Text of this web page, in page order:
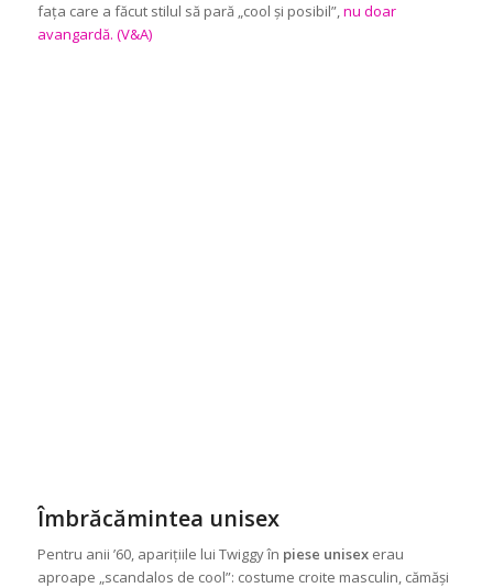
fața care a făcut stilul să pară „cool și posibil”,nu doar
avangardă. (V&A)
Îmbrăcămintea unisex
Pentru anii ’60, aparițiile lui Twiggy în piese unisexerau
aproape „scandalos de cool”: costume croite masculin, cămăși